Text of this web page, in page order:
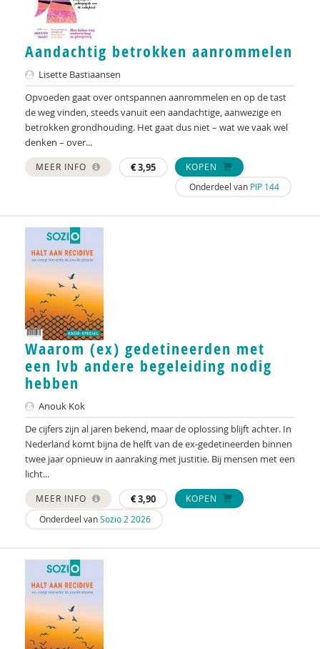
Audrey Alards
Gerard Alderliefste
Marco Algera
Erik Alink
Jacques Allegro
Hans Alma
Astrid Altena
Monika Altenreiter
GGD Amsterdam
José an den Putte
René an der Veer
Mariëlle an Hest
Renée an Riessen
Mariët an Rossum
Ada Andreas
Nynke Andringa
Manou Anelsma
Inge Anthonijsz
Thijs Antonissenn
Marleen Arends
Aandachtig betrokken aanrommelen
Lisette Bastiaansen
Opvoeden gaat over ontspannen aanrommelen en op de tast
de weg vinden, steeds vanuit een aandachtige, aanwezige en
betrokken grondhouding. Het gaat dus niet – wat we vaak wel
denken – over...
MEER INFO €3,95
KOPEN
Onderdeel van PIP 144
Waarom (ex) gedetineerden met
een lvb andere begeleiding nodig
hebben
Anouk Kok
De cijfers zijn al jaren bekend, maar de oplossing blijft achter. In
Nederland komt bijna de helft van de ex-gedetineerden binnen
twee jaar opnieuw in aanraking met justitie. Bij mensen met een
licht...
MEER INFO €3,90
KOPEN
Onderdeel vanSozio 2 2026